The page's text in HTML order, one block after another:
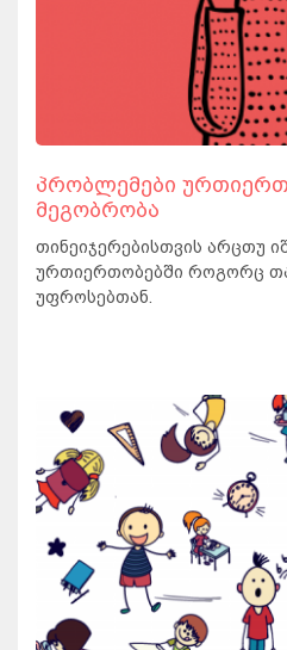
პრობლემები
მეგობრობა
თინეიჯერებისთვის არცთუ
ურთიერთობებში როგორც
უფროსებთან.